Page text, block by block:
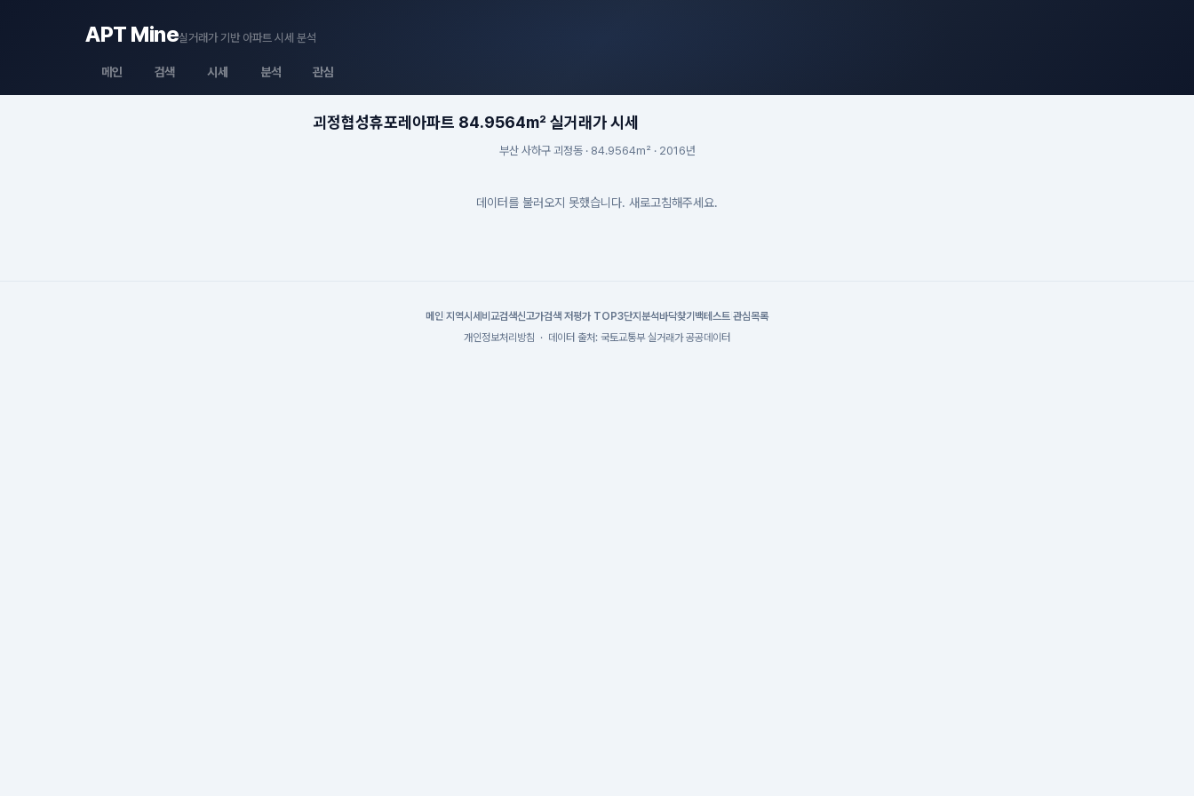
APT Mine실거래가 기반 아파트 시세 분석
메인 검색 시세 분석 관심
괴정협성휴포레아파트 84.9564m² 실거래가 시세
부산 사하구 괴정동 · 84.9564m² · 2016년
데이터를 불러오지 못했습니다. 새로고침해주세요.
메인 지역시세 비교검색신고가검색 저평가 TOP3단지분석 바닥찾기 백테스트 관심목록
개인정보처리방침 · 데이터 출처: 국토교통부 실거래가 공공데이터